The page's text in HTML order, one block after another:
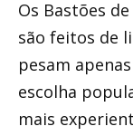
Os Bastões
são feitos de
pesam
escolha
mais